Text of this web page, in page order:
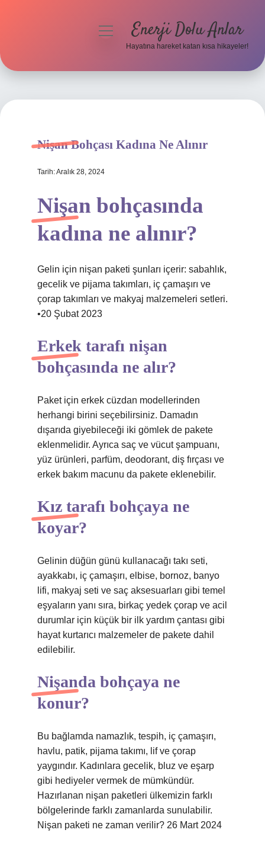
Hakkımızda
menüyüEnerji Dolu Anlar
Hayatına hareket katan kısa hikayeler!
Nişan Bohçası Kadına Ne Alınır
Tarih: Aralık 28, 2024
Nişan bohçasında
kadına ne alınır?
Gelin için nişan paketi şunları içerir: sabahlık,
gecelik ve pijama takımları, iç çamaşırı ve
çorap takımları ve makyaj malzemeleri setleri.
•20 Şubat 2023
Erkek tarafı nişan
bohçasında ne alır?
Paket için erkek cüzdan modellerinden
herhangi birini seçebilirsiniz. Damadın
dışarıda giyebileceği iki gömlek de pakete
eklenmelidir. Ayrıca saç ve vücut şampuanı,
yüz ürünleri, parfüm, deodorant, diş fırçası ve
erkek bakım macunu da pakete eklenebilir.
Kız tarafı bohçaya ne
koyar?
Gelinin düğün günü kullanacağı takı seti,
ayakkabı, iç çamaşırı, elbise, bornoz, banyo
lifi, makyaj seti ve saç aksesuarları gibi temel
eşyaların yanı sıra, birkaç yedek çorap ve acil
durumlar için küçük bir ilk yardım çantası gibi
hayat kurtarıcı malzemeler de pakete dahil
edilebilir.
Nişanda bohçaya ne
konur?
Bu bağlamda namazlık, tespih, iç çamaşırı,
havlu, patik, pijama takımı, lif ve çorap
yaygındır. Kadınlara gecelik, bluz ve eşarp
gibi hediyeler vermek de mümkündür.
Hazırlanan nişan paketleri ülkemizin farklı
bölgelerinde farklı zamanlarda sunulabilir.
Nişan paketi ne zaman verilir? 26 Mart 2024